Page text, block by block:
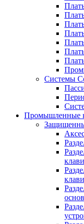
Системы
Промышленные